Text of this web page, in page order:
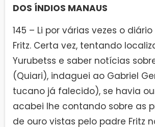
DOS ÍNDIOS MANAUS
145 – Li por várias vezes o
Fritz. Certa vez, tentando
Yurubetss e saber notícias
(Quiari), indaguei ao Gabriel
tucano já falecido), se havia
acabei lhe contando sobre as
de ouro vistas pelo padre Fritz